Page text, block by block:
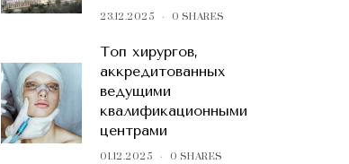
23.12.2025 0 SHARES
Топ хирургов,
аккредитованных
ведущими
квалификационными
центрами
01.12.2025 0 SHARES